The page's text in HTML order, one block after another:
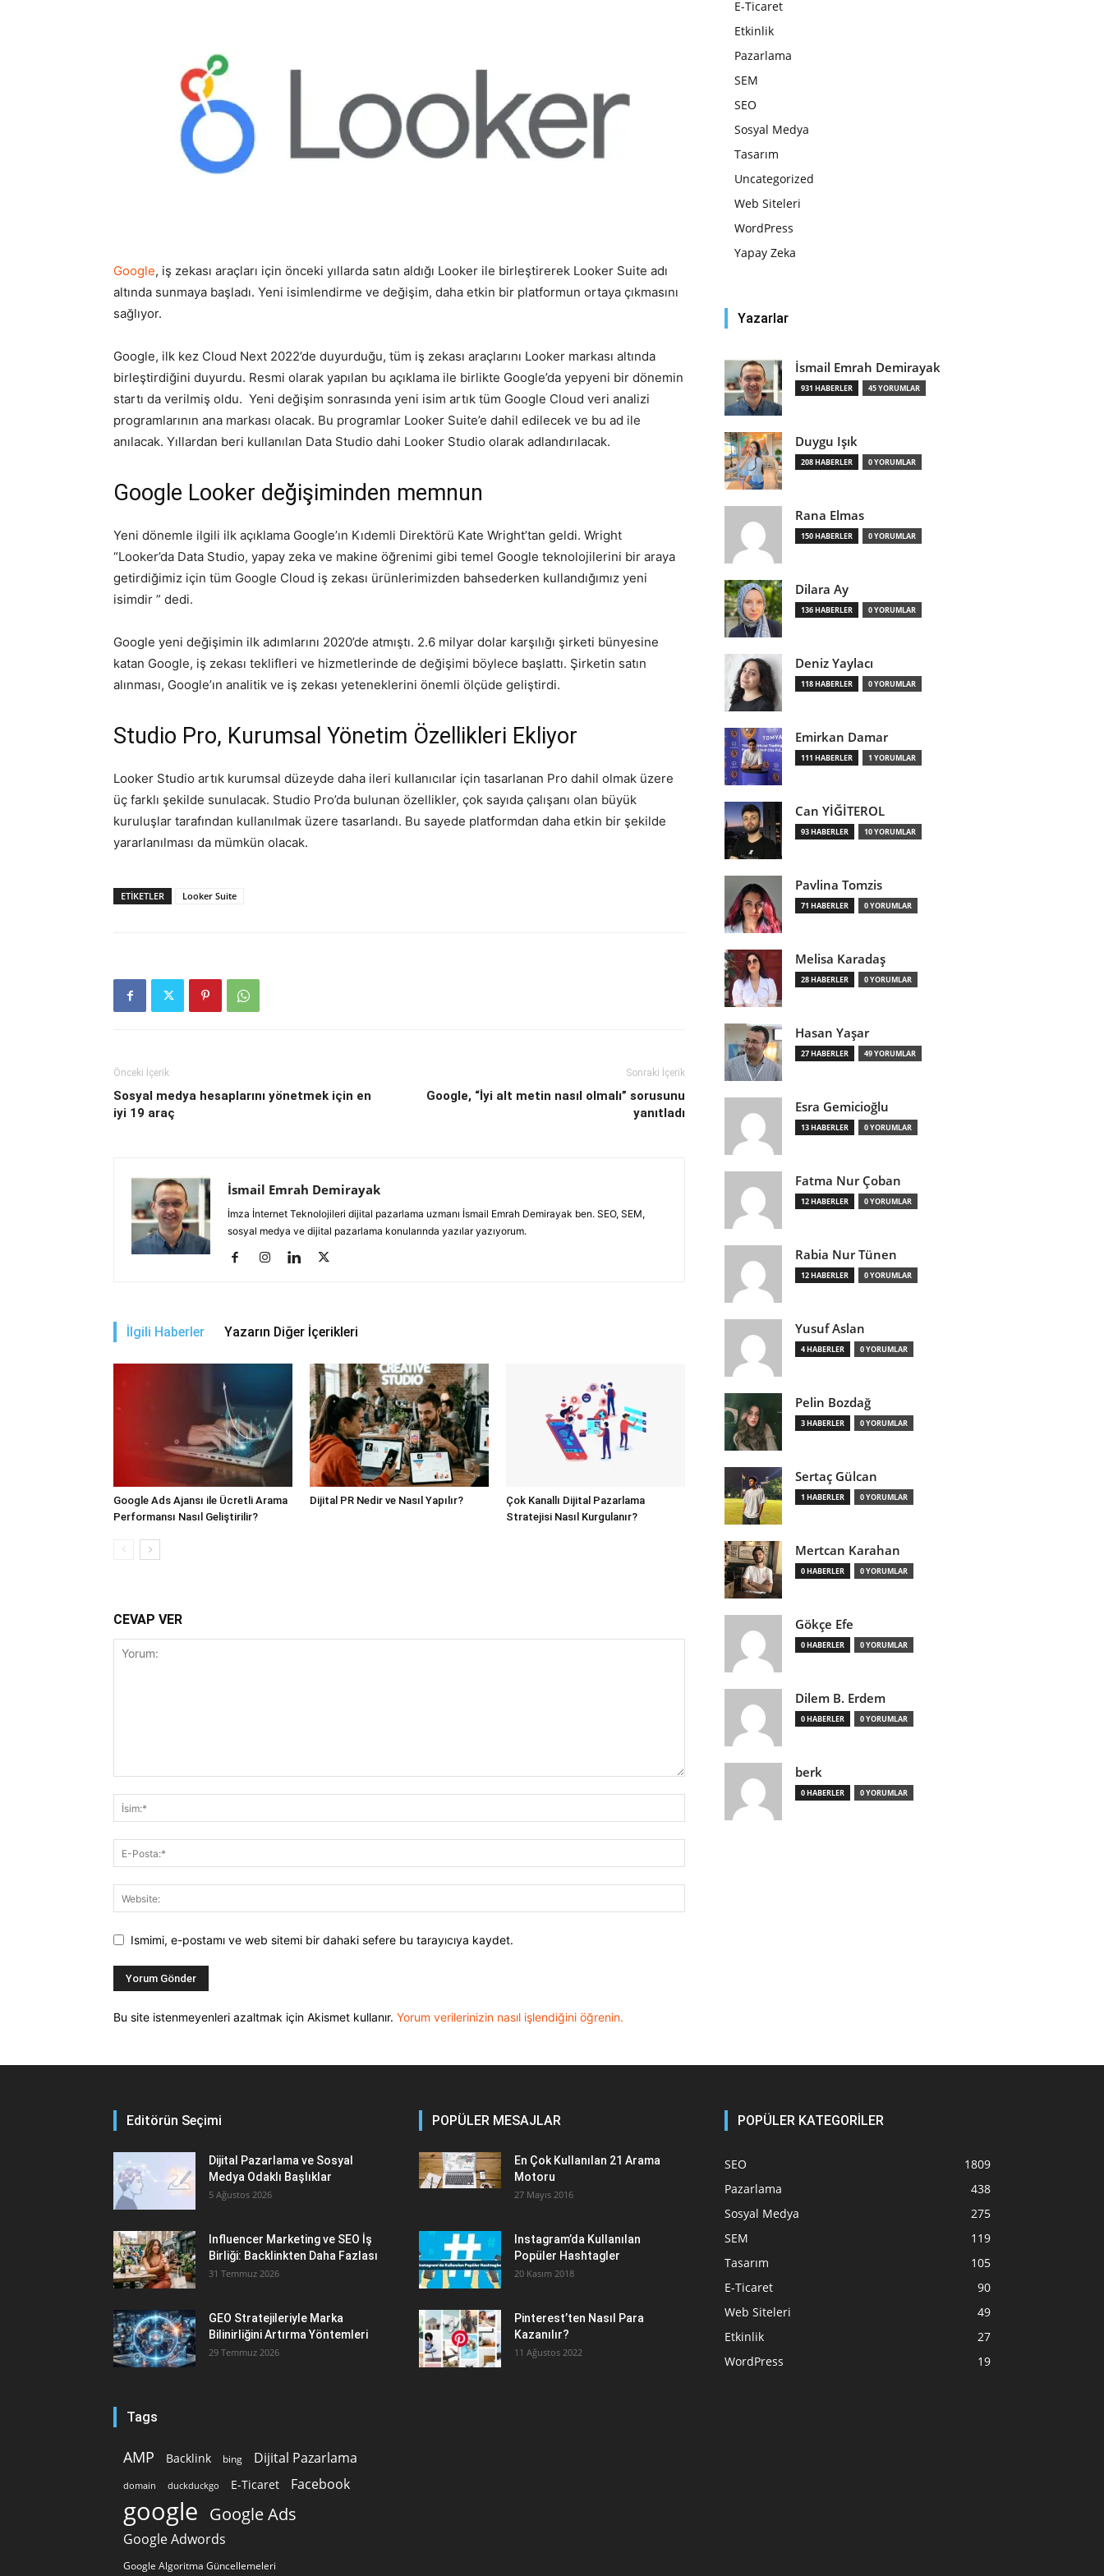
SEM,
ASO,
Google, iş zekası araçları için önceki yıllarda satın aldığı Looker ile birleştirerek Looker Suite adı
altında sunmaya başladı. Yeni isimlendirme ve değişim, daha etkin bir platformun ortaya çıkmasını
sağlıyor.
Google, ilk kez Cloud Next 2022’de duyurduğu, tüm iş zekası araçlarını Looker markası altında
birleştirdiğini duyurdu. Resmi olarak yapılan bu açıklama ile birlikte Google’da yepyeni bir dönemin
startı da verilmiş oldu. Yeni değişim sonrasında yeni isim artık tüm Google Cloud veri analizi
programlarının ana markası olacak. Bu programlar Looker Suite’e dahil edilecek ve bu ad ile
anılacak. Yıllardan beri kullanılan Data Studio dahi Looker Studio olarak adlandırılacak.
Google Looker değişiminden memnun
Yeni dönemle ilgili ilk açıklama Google’ın Kıdemli Direktörü Kate Wright’tan geldi. Wright
“Looker’da Data Studio, yapay zeka ve makine öğrenimi gibi temel Google teknolojilerini bir araya
getirdiğimiz için tüm Google Cloud iş zekası ürünlerimizden bahsederken kullandığımız yeni
isimdir ” dedi.
Google yeni değişimin ilk adımlarını 2020’de atmıştı. 2.6 milyar dolar karşılığı şirketi bünyesine
katan Google, iş zekası teklifleri ve hizmetlerinde de değişimi böylece başlattı. Şirketin satın
alınması, Google’ın analitik ve iş zekası yeteneklerini önemli ölçüde geliştirdi.
Studio Pro, Kurumsal Yönetim Özellikleri Ekliyor
Looker Studio artık kurumsal düzeyde daha ileri kullanıcılar için tasarlanan Pro dahil olmak üzere
üç farklı şekilde sunulacak. Studio Pro’da bulunan özellikler, çok sayıda çalışanı olan büyük
kuruluşlar tarafından kullanılmak üzere tasarlandı. Bu sayede platformdan daha etkin bir şekilde
yararlanılması da mümkün olacak.
ETIKETLER Looker Suite
Önceki İçerik
Sosyal medya hesaplarını yönetmek için en
iyi 19 araç
Sonraki İçerik
Google, “İyi alt metin nasıl olmalı” sorusunu
yanıtladı
İsmail Emrah Demirayak
İmza İnternet Teknolojileri dijital pazarlama uzmanı İsmail Emrah Demirayak ben. SEO, SEM,
sosyal medya ve dijital pazarlama konularında yazılar yazıyorum.
İlgili Haberler Yazarın Diğer İçerikleri
Google Ads Ajansı ile Ücretli Arama
Performansı Nasıl Geliştirilir?
Dijital PR Nedir ve Nasıl Yapılır?
Çok Kanallı Dijital Pazarlama
Stratejisi Nasıl Kurgulanır?
CEVAP VER
Ismimi, e-postamı ve web sitemi bir dahaki sefere bu tarayıcıya kaydet.
Bu site istenmeyenleri azaltmak için Akismet kullanır. Yorum verilerinizin nasıl işlendiğini öğrenin.
E-Ticaret
Etkinlik
Pazarlama
SEM
SEO
Sosyal Medya
Tasarım
Uncategorized
Web Siteleri
WordPress
Yapay Zeka
Yazarlar
İsmail Emrah Demirayak
931 HABERLER 45 YORUMLAR
Duygu Işık
208 HABERLER 0 YORUMLAR
Rana Elmas
150 HABERLER 0 YORUMLAR
Dilara Ay
136 HABERLER 0 YORUMLAR
Deniz Yaylacı
118 HABERLER 0 YORUMLAR
Emirkan Damar
111 HABERLER 1 YORUMLAR
Can YİĞİTEROL
93 HABERLER 10 YORUMLAR
Pavlina Tomzis
71 HABERLER 0 YORUMLAR
Melisa Karadaş
28 HABERLER 0 YORUMLAR
Hasan Yaşar
27 HABERLER 49 YORUMLAR
Esra Gemicioğlu
13 HABERLER 0 YORUMLAR
Fatma Nur Çoban
12 HABERLER 0 YORUMLAR
Rabia Nur Tünen
12 HABERLER 0 YORUMLAR
Yusuf Aslan
4 HABERLER 0 YORUMLAR
Pelin Bozdağ
3 HABERLER 0 YORUMLAR
Sertaç Gülcan
1 HABERLER 0 YORUMLAR
Mertcan Karahan
0 HABERLER 0 YORUMLAR
Gökçe Efe
0 HABERLER 0 YORUMLAR
Dilem B. Erdem
0 HABERLER 0 YORUMLAR
berk
0 HABERLER 0 YORUMLAR
Editörün Seçimi
Dijital Pazarlama ve Sosyal
Medya Odaklı Başlıklar
5 Ağustos 2026
Influencer Marketing ve SEO İş
Birliği: Backlinkten Daha Fazlası
31 Temmuz 2026
GEO Stratejileriyle Marka
Bilinirliğini Artırma Yöntemleri
29 Temmuz 2026
Tags
AMP Backlink bing Dijital Pazarlama
domain duckduckgo E-Ticaret Facebook
google Google Ads
Google Adwords
Google Algoritma Güncellemeleri
POPÜLER MESAJLAR
En Çok Kullanılan 21 Arama
Motoru
27 Mayıs 2016
Instagram’da Kullanılan
Popüler Hashtagler
20 Kasım 2018
Pinterest’ten Nasıl Para
Kazanılır?
11 Ağustos 2022
POPÜLER KATEGORİLER
SEO
1809
Pazarlama
438
Sosyal Medya
275
SEM
119
Tasarım
105
E-Ticaret
90
Web Siteleri
49
Etkinlik
27
WordPress
19